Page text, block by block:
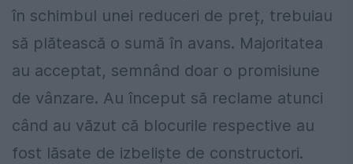
în schimbul unei reduceri de preț, trebuiau
să plătească o sumă în avans. Majoritatea
au acceptat, semnând doar o promisiune
de vânzare. Au început să reclame atunci
când au văzut că blocurile respective au
fost lăsate de izbeliște de constructori.